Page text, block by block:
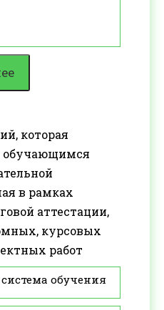
которая
обучающимся
в рамках
аттестации,
курсовых
работ
обучения